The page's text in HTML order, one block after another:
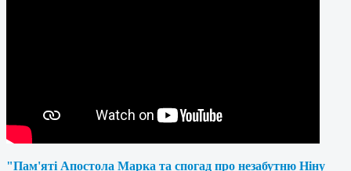
"Пам'яті Апостола Марка та спогад про незабутню Ніну